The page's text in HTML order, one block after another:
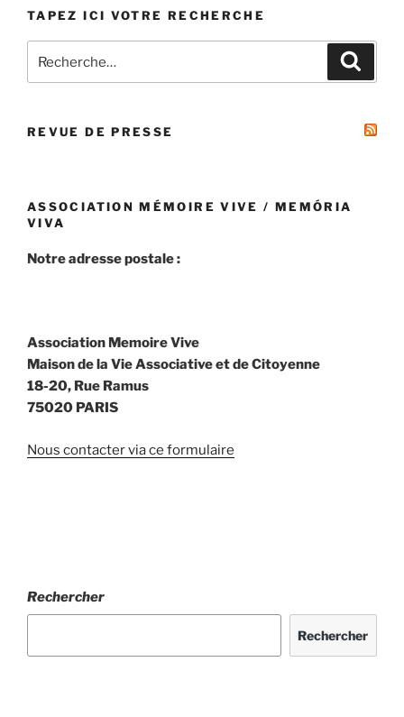
TAPEZ ICI VOTRE RECHERCHE
pour
REVUE DE PRESSE
ASSOCIATION MÉMOIRE VIVE / MEMÓRIA
VIVA
Notre adresse postale :
Association Memoire Vive
Maison de la Vie Associative et de Citoyenne
18-20, Rue Ramus
75020 PARIS
Nous contacter via ce formulaire
Rechercher
Rechercher